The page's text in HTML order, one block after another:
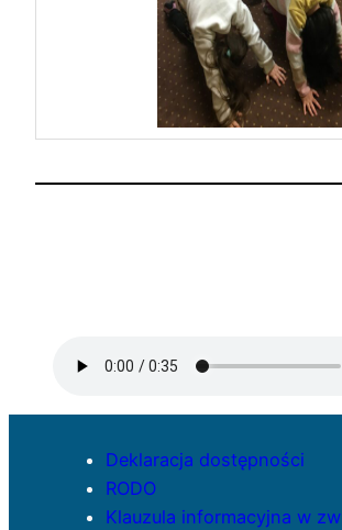
Deklaracja dostępności
RODO
Klauzula informacyjna w